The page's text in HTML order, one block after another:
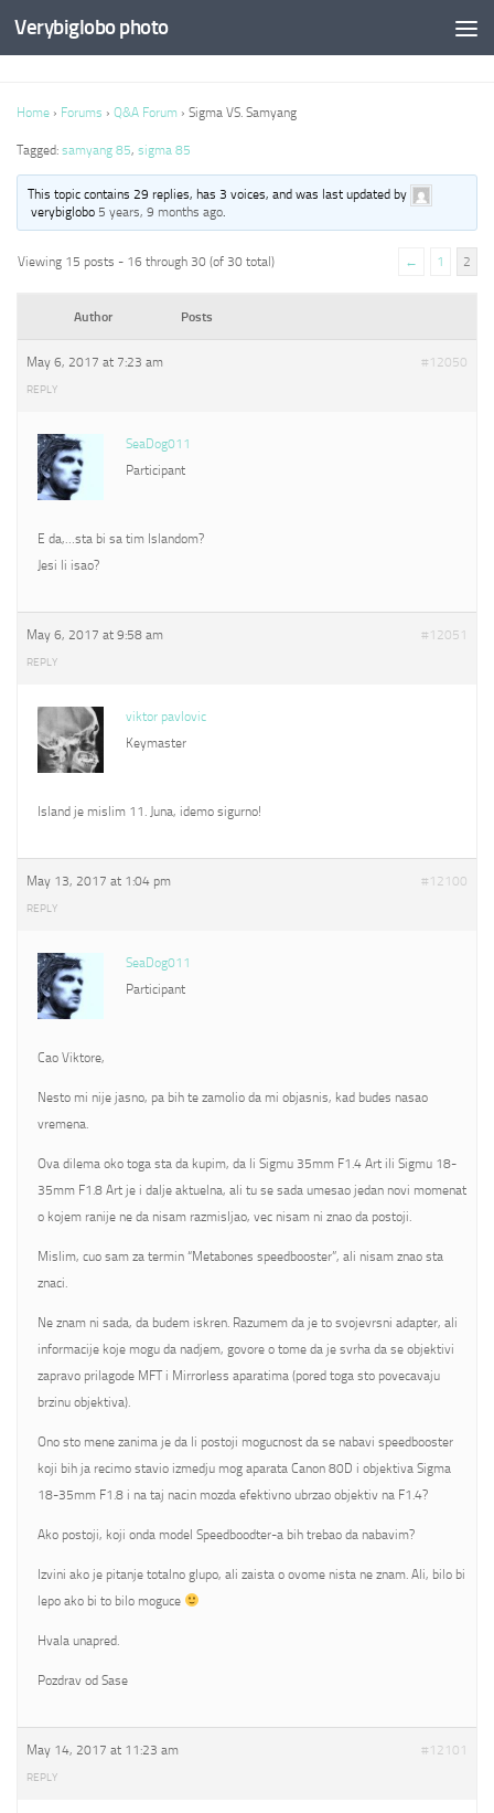
Verybiglobo photo
Home › Forums › Q&A Forum › Sigma VS. Samyang
Tagged: samyang 85, sigma 85
This topic contains 29 replies, has 3 voices, and was last updated by
verybiglobo 5 years, 9 months ago.
Viewing 15 posts - 16 through 30 (of 30 total) ← 1 2
Author Posts
May 6, 2017 at 7:23 am #12050
REPLY
SeaDog011
Participant
E da,…sta bi sa tim Islandom?
Jesi li isao?
May 6, 2017 at 9:58 am #12051
REPLY
viktor pavlovic
Keymaster
Island je mislim 11. Juna, idemo sigurno!
May 13, 2017 at 1:04 pm #12100
REPLY
SeaDog011
Participant
Cao Viktore,
Nesto mi nije jasno, pa bih te zamolio da mi objasnis, kad budes nasao
vremena.
Ova dilema oko toga sta da kupim, da li Sigmu 35mm F1.4 Art ili Sigmu 18-
35mm F1.8 Art je i dalje aktuelna, ali tu se sada umesao jedan novi momenat
o kojem ranije ne da nisam razmisljao, vec nisam ni znao da postoji.
Mislim, cuo sam za termin “Metabones speedbooster”, ali nisam znao sta
znaci.
Ne znam ni sada, da budem iskren. Razumem da je to svojevrsni adapter, ali
informacije koje mogu da nadjem, govore o tome da je svrha da se objektivi
zapravo prilagode MFT i Mirrorless aparatima (pored toga sto povecavaju
brzinu objektiva).
Ono sto mene zanima je da li postoji mogucnost da se nabavi speedbooster
koji bih ja recimo stavio izmedju mog aparata Canon 80D i objektiva Sigma
18-35mm F1.8 i na taj nacin mozda efektivno ubrzao objektiv na F1.4?
Ako postoji, koji onda model Speedboodter-a bih trebao da nabavim?
Izvini ako je pitanje totalno glupo, ali zaista o ovome nista ne znam. Ali, bilo bi
lepo ako bi to bilo moguce
Hvala unapred.
Pozdrav od Sase
May 14, 2017 at 11:23 am #12101
REPLY